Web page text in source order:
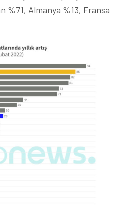
%71, Almanya %13, Fransa